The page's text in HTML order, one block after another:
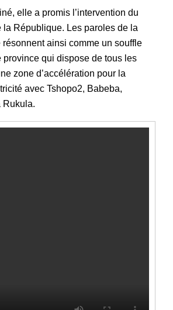
elle a promis l’intervention du
la République. Les paroles de la
résonnent ainsi comme un souffle
province qui dispose de tous les
zone d’accélération pour la
avec Tshopo2, Babeba,
Rukula.